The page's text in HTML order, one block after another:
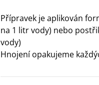
Přípravek je aplikován
na 1 litr vody) nebo
vody)
Hnojení opakujeme